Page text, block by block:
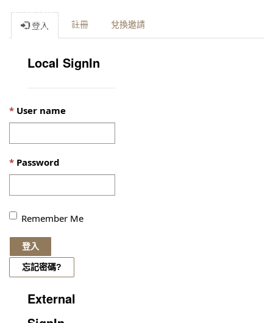
登入 註冊 兌換邀請
Local SignIn
User name
Password
Remember Me
登入
忘記密碼?
External